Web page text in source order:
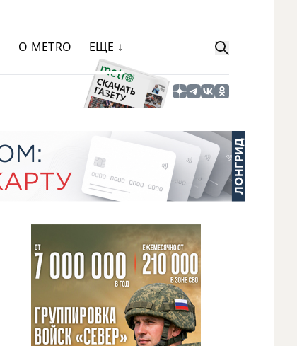
О METRO ЕЩЕ ↓